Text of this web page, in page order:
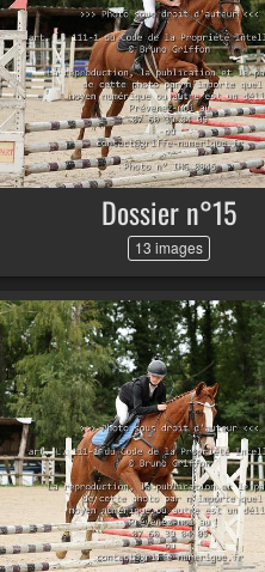
Dossier n°15
13 images